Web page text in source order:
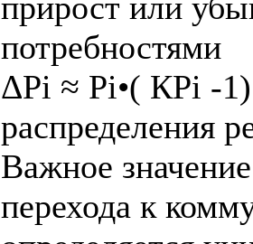
потребностями
ΔРi ≈ Рi•( КРi -
распределения
Важное
перехода к